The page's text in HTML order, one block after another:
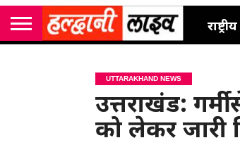
राष्ट्रीय
UTTARAKHAND NEWS
उत्तराखंड:
को लेकर जारी